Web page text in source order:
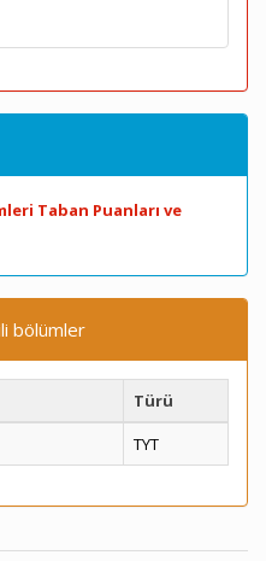
Taban Puanları ve
bölümler
Türü
TYT